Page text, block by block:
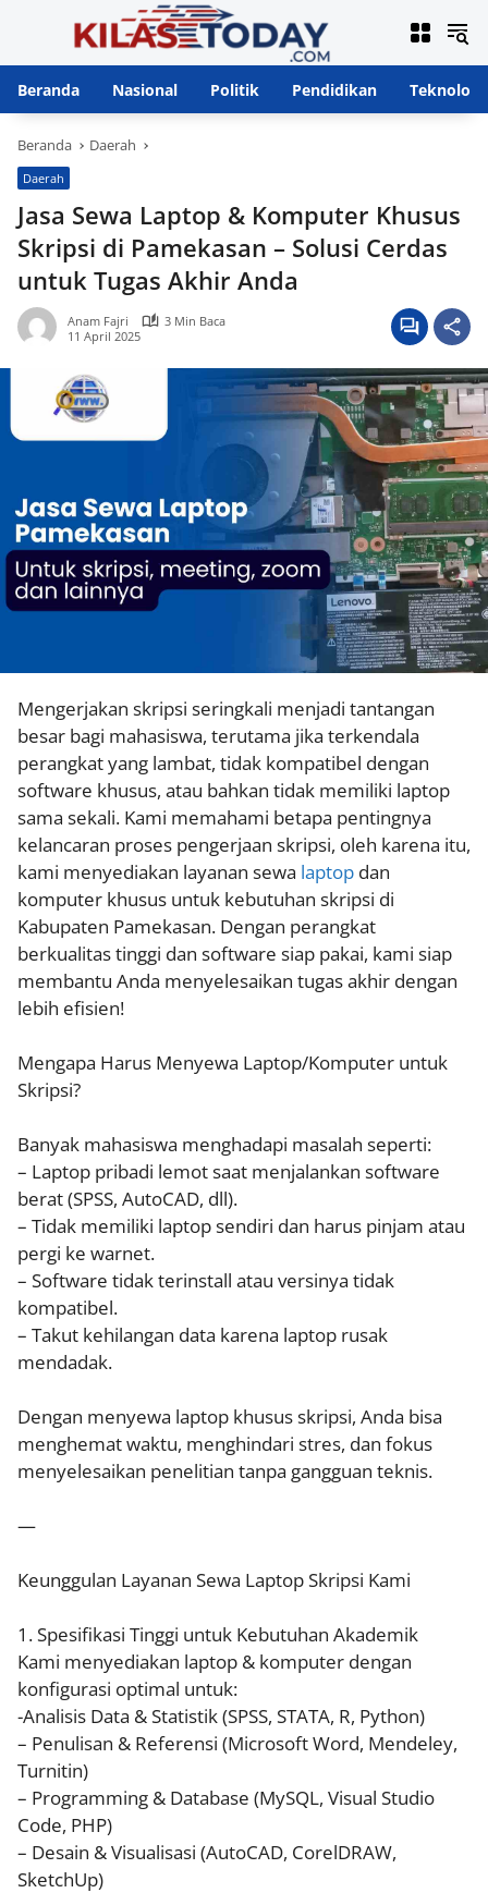
Beranda
Nasional Politik Pendidikan Teknologi
Beranda Daerah
Daerah
Jasa Sewa Laptop & Komputer Khusus
Skripsi di Pamekasan – Solusi Cerdas
untuk Tugas Akhir Anda
Anam Fajri
3 Min Baca
11 April 2025
Mengerjakan skripsi seringkali menjadi tantangan
besar bagi mahasiswa, terutama jika terkendala
perangkat yang lambat, tidak kompatibel dengan
software khusus, atau bahkan tidak memiliki laptop
sama sekali. Kami memahami betapa pentingnya
kelancaran proses pengerjaan skripsi, oleh karena itu,
kami menyediakan layanan sewa laptop dan
komputer khusus untuk kebutuhan skripsi di
Kabupaten Pamekasan. Dengan perangkat
berkualitas tinggi dan software siap pakai, kami siap
membantu Anda menyelesaikan tugas akhir dengan
lebih efisien!
Mengapa Harus Menyewa Laptop/Komputer untuk
Skripsi?
Banyak mahasiswa menghadapi masalah seperti:
– Laptop pribadi lemot saat menjalankan software
berat (SPSS, AutoCAD, dll).
– Tidak memiliki laptop sendiri dan harus pinjam atau
pergi ke warnet.
– Software tidak terinstall atau versinya tidak
kompatibel.
– Takut kehilangan data karena laptop rusak
mendadak.
Dengan menyewa laptop khusus skripsi, Anda bisa
menghemat waktu, menghindari stres, dan fokus
menyelesaikan penelitian tanpa gangguan teknis.
—
Keunggulan Layanan Sewa Laptop Skripsi Kami
1. Spesifikasi Tinggi untuk Kebutuhan Akademik
Kami menyediakan laptop & komputer dengan
konfigurasi optimal untuk:
-Analisis Data & Statistik (SPSS, STATA, R, Python)
– Penulisan & Referensi (Microsoft Word, Mendeley,
Turnitin)
– Programming & Database (MySQL, Visual Studio
Code, PHP)
– Desain & Visualisasi (AutoCAD, CorelDRAW,
SketchUp)